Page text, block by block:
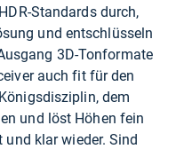
Standards durch,
und entschlüsseln
3D-Tonformate
auch fit für den
dem
und löst Höhen fein
klar wieder. Sind